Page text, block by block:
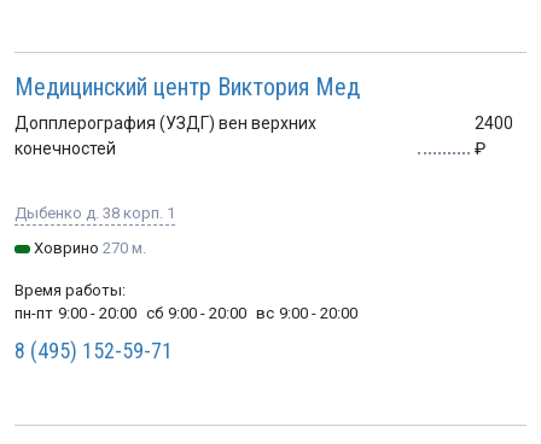
Медицинский центр Виктория Мед
Допплерография (УЗДГ) вен верхних
конечностей
2400
Дыбенко д. 38 корп. 1
Ховрино 270 м.
Время работы:
пн-пт 9:00 - 20:00 сб 9:00 - 20:00 вс 9:00 - 20:00
8 (495) 152-59-71